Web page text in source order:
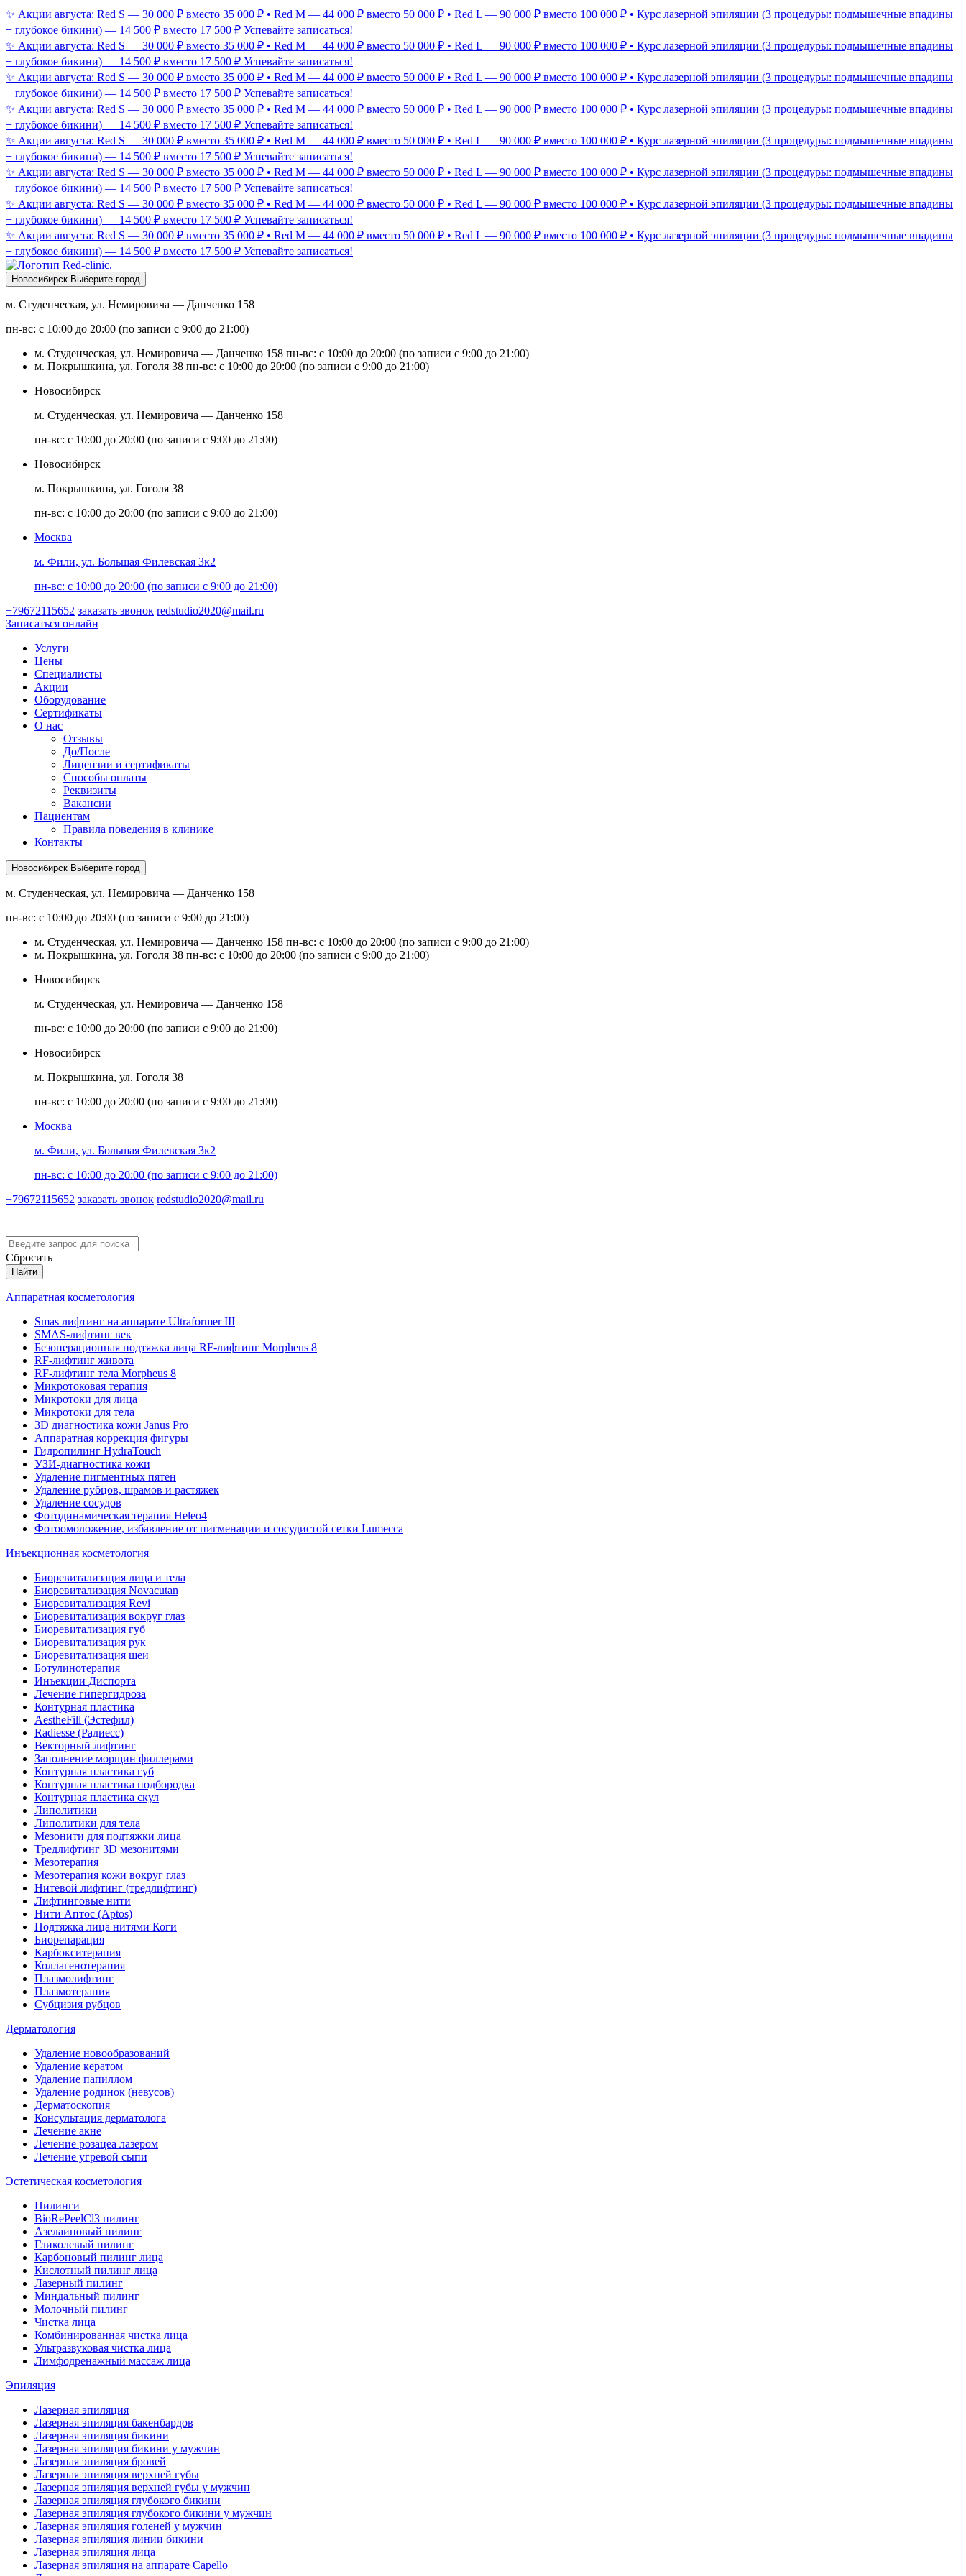
✨ Акции августа: Red S — 30 000 ₽ вместо 35 000 ₽ • Red M — 44 000 ₽ вместо 50 000 ₽ • Red L — 90 000 ₽ вместо 100 000 ₽ • Курс лазерной эпиляции (3 процедуры: подмышечные впадины
+ глубокое бикини) — 14 500 ₽ вместо 17 500 ₽ Успевайте записаться!
✨ Акции августа: Red S — 30 000 ₽ вместо 35 000 ₽ • Red M — 44 000 ₽ вместо 50 000 ₽ • Red L — 90 000 ₽ вместо 100 000 ₽ • Курс лазерной эпиляции (3 процедуры: подмышечные впадины
+ глубокое бикини) — 14 500 ₽ вместо 17 500 ₽ Успевайте записаться!
✨ Акции августа: Red S — 30 000 ₽ вместо 35 000 ₽ • Red M — 44 000 ₽ вместо 50 000 ₽ • Red L — 90 000 ₽ вместо 100 000 ₽ • Курс лазерной эпиляции (3 процедуры: подмышечные впадины
+ глубокое бикини) — 14 500 ₽ вместо 17 500 ₽ Успевайте записаться!
✨ Акции августа: Red S — 30 000 ₽ вместо 35 000 ₽ • Red M — 44 000 ₽ вместо 50 000 ₽ • Red L — 90 000 ₽ вместо 100 000 ₽ • Курс лазерной эпиляции (3 процедуры: подмышечные впадины
+ глубокое бикини) — 14 500 ₽ вместо 17 500 ₽ Успевайте записаться!
✨ Акции августа: Red S — 30 000 ₽ вместо 35 000 ₽ • Red M — 44 000 ₽ вместо 50 000 ₽ • Red L — 90 000 ₽ вместо 100 000 ₽ • Курс лазерной эпиляции (3 процедуры: подмышечные впадины
+ глубокое бикини) — 14 500 ₽ вместо 17 500 ₽ Успевайте записаться!
✨ Акции августа: Red S — 30 000 ₽ вместо 35 000 ₽ • Red M — 44 000 ₽ вместо 50 000 ₽ • Red L — 90 000 ₽ вместо 100 000 ₽ • Курс лазерной эпиляции (3 процедуры: подмышечные впадины
+ глубокое бикини) — 14 500 ₽ вместо 17 500 ₽ Успевайте записаться!
✨ Акции августа: Red S — 30 000 ₽ вместо 35 000 ₽ • Red M — 44 000 ₽ вместо 50 000 ₽ • Red L — 90 000 ₽ вместо 100 000 ₽ • Курс лазерной эпиляции (3 процедуры: подмышечные впадины
+ глубокое бикини) — 14 500 ₽ вместо 17 500 ₽ Успевайте записаться!
✨ Акции августа: Red S — 30 000 ₽ вместо 35 000 ₽ • Red M — 44 000 ₽ вместо 50 000 ₽ • Red L — 90 000 ₽ вместо 100 000 ₽ • Курс лазерной эпиляции (3 процедуры: подмышечные впадины
+ глубокое бикини) — 14 500 ₽ вместо 17 500 ₽ Успевайте записаться!
Новосибирск Выберите город
м. Студенческая, ул. Немировича — Данченко 158
пн-вс: с 10:00 до 20:00 (по записи с 9:00 до 21:00)
м. Студенческая, ул. Немировича — Данченко 158 пн-вс: с 10:00 до 20:00 (по записи с 9:00 до 21:00)
м. Покрышкина, ул. Гоголя 38 пн-вс: с 10:00 до 20:00 (по записи с 9:00 до 21:00)
Новосибирск
м. Студенческая, ул. Немировича — Данченко 158
пн-вс: с 10:00 до 20:00 (по записи с 9:00 до 21:00)
Новосибирск
м. Покрышкина, ул. Гоголя 38
пн-вс: с 10:00 до 20:00 (по записи с 9:00 до 21:00)
Москва
м. Фили, ул. Большая Филевская 3к2
пн-вс: с 10:00 до 20:00 (по записи с 9:00 до 21:00)
+79672115652 заказать звонок redstudio2020@mail.ru
Записаться онлайн
Услуги
Цены
Специалисты
Акции
Оборудование
Сертификаты
О нас
Отзывы
До/После
Лицензии и сертификаты
Способы оплаты
Реквизиты
Вакансии
Пациентам
Правила поведения в клинике
Контакты
Новосибирск Выберите город
м. Студенческая, ул. Немировича — Данченко 158
пн-вс: с 10:00 до 20:00 (по записи с 9:00 до 21:00)
м. Студенческая, ул. Немировича — Данченко 158 пн-вс: с 10:00 до 20:00 (по записи с 9:00 до 21:00)
м. Покрышкина, ул. Гоголя 38 пн-вс: с 10:00 до 20:00 (по записи с 9:00 до 21:00)
Новосибирск
м. Студенческая, ул. Немировича — Данченко 158
пн-вс: с 10:00 до 20:00 (по записи с 9:00 до 21:00)
Новосибирск
м. Покрышкина, ул. Гоголя 38
пн-вс: с 10:00 до 20:00 (по записи с 9:00 до 21:00)
Москва
м. Фили, ул. Большая Филевская 3к2
пн-вс: с 10:00 до 20:00 (по записи с 9:00 до 21:00)
+79672115652 заказать звонок redstudio2020@mail.ru
Сбросить
Найти
Аппаратная косметология
Smas лифтинг на аппарате Ultraformer III
SMAS-лифтинг век
Безоперационная подтяжка лица RF-лифтинг Morpheus 8
RF-лифтинг живота
RF-лифтинг тела Morpheus 8
Микротоковая терапия
Микротоки для лица
Микротоки для тела
3D диагностика кожи Janus Pro
Аппаратная коррекция фигуры
Гидропилинг HydraTouch
УЗИ-диагностика кожи
Удаление пигментных пятен
Удаление рубцов, шрамов и растяжек
Удаление сосудов
Фотодинамическая терапия Heleo4
Фотоомоложение, избавление от пигменации и сосудистой сетки Lumecca
Инъекционная косметология
Биоревитализация лица и тела
Биоревитализация Novacutan
Биоревитализация Revi
Биоревитализация вокруг глаз
Биоревитализация губ
Биоревитализация рук
Биоревитализация шеи
Ботулинотерапия
Инъекции Диспорта
Лечение гипергидроза
Контурная пластика
AestheFill (Эстефил)
Radiesse (Радиесс)
Векторный лифтинг
Заполнение морщин филлерами
Контурная пластика губ
Контурная пластика подбородка
Контурная пластика скул
Липолитики
Липолитики для тела
Мезонити для подтяжки лица
Тредлифтинг 3D мезонитями
Мезотерапия
Мезотерапия кожи вокруг глаз
Нитевой лифтинг (тредлифтинг)
Лифтинговые нити
Нити Аптос (Aptos)
Подтяжка лица нитями Коги
Биорепарация
Карбокситерапия
Коллагенотерапия
Плазмолифтинг
Плазмотерапия
Субцизия рубцов
Дерматология
Удаление новообразований
Удаление кератом
Удаление папиллом
Удаление родинок (невусов)
Дерматоскопия
Консультация дерматолога
Лечение акне
Лечение розацеа лазером
Лечение угревой сыпи
Эстетическая косметология
Пилинги
BioRePeelCl3 пилинг
Азелаиновый пилинг
Гликолевый пилинг
Карбоновый пилинг лица
Кислотный пилинг лица
Лазерный пилинг
Миндальный пилинг
Молочный пилинг
Чистка лица
Комбинированная чистка лица
Ультразвуковая чистка лица
Лимфодренажный массаж лица
Эпиляция
Лазерная эпиляция
Лазерная эпиляция бакенбардов
Лазерная эпиляция бикини
Лазерная эпиляция бикини у мужчин
Лазерная эпиляция бровей
Лазерная эпиляция верхней губы
Лазерная эпиляция верхней губы у мужчин
Лазерная эпиляция глубокого бикини
Лазерная эпиляция глубокого бикини у мужчин
Лазерная эпиляция голеней у мужчин
Лазерная эпиляция линии бикини
Лазерная эпиляция лица
Лазерная эпиляция на аппарате Capello